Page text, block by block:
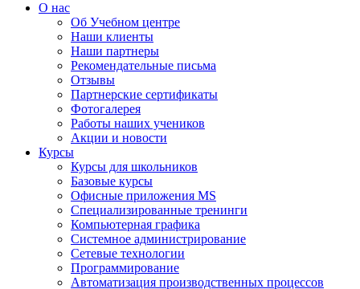
О нас
Об Учебном центре
Наши клиенты
Наши партнеры
Рекомендательные письма
Отзывы
Партнерские сертификаты
Фотогалерея
Работы наших учеников
Акции и новости
Курсы
Курсы для школьников
Базовые курсы
Офисные приложения MS
Специализированные тренинги
Компьютерная графика
Системное администрирование
Сетевые технологии
Программирование
Автоматизация производственных процессов